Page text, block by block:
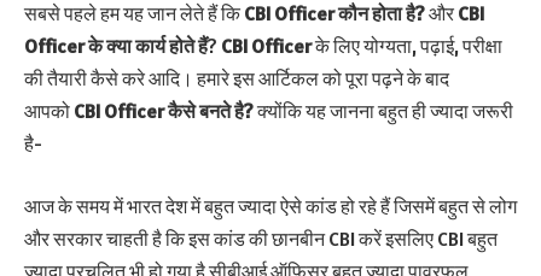
सबसे पहले हम यह जान लेते हैं किCBI Officerकौन होता है?और CBI
Officerके क्या कार्य होते हैं? CBI Officerके लिए योग्यता, पढ़ाई, परीक्षा
की तैयारी कैसे करे आदि। हमारे इस आर्टिकल को पूरा पढ़ने के बाद
आपको CBI Officerकैसे बनते है?क्योंकि यह जानना बहुत ही ज्यादा जरूरी
है-
आज के समय में भारत देश में बहुत ज्यादा ऐसे कांड हो रहे हैं जिसमें बहुत से लोग
और सरकार चाहती है कि इस कांड की छानबीन CBI करें इसलिए CBI बहुत
ज्यादा प्रचलित भी हो गया है सीबीआई ऑफिसर बहुत ज्यादा पावरफुल